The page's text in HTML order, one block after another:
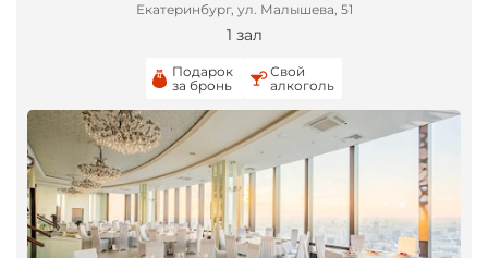
Екатеринбург, ул. Малышева, 51
1 зал
Подарок
за бронь
Свой
алкоголь